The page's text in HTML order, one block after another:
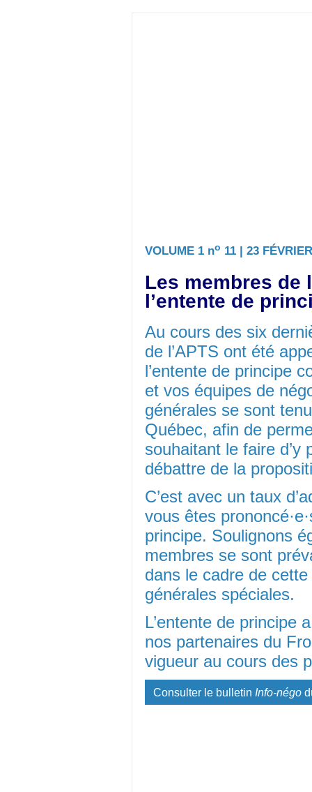
VOLUME 1 no 11 | 23
Les membres de
l’entente de
Au cours des six
de l’APTS ont été
l’entente de principe
et vos équipes de
générales se sont
Québec, afin de
souhaitant le faire d’y
débattre de la
C’est avec un taux
vous êtes
principe. Soulignons
membres se sont
dans le cadre de
générales spéciales.
L’entente de principe
nos partenaires du
vigueur au cours des
Consulter le bulletin Info-négo